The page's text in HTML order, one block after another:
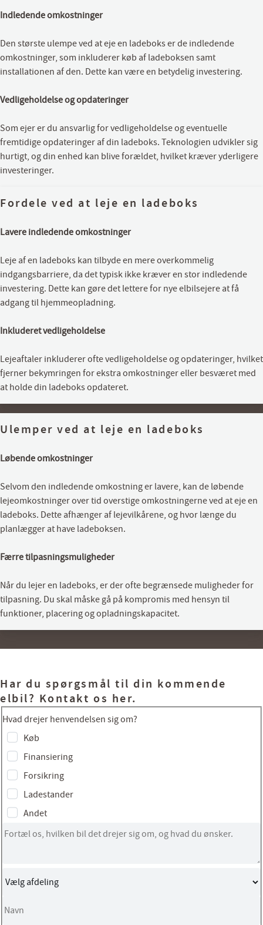
Indledende omkostninger
Den største ulempe ved at eje en ladeboks er de indledende
omkostninger, som inkluderer køb af ladeboksen samt
installationen af den. Dette kan være en betydelig investering.
Vedligeholdelse og opdateringer
Som ejer er du ansvarlig for vedligeholdelse og eventuelle
fremtidige opdateringer af din ladeboks. Teknologien udvikler sig
hurtigt, og din enhed kan blive forældet, hvilket kræver yderligere
investeringer.
Fordele ved at leje en ladeboks
Lavere indledende omkostninger
Leje af en ladeboks kan tilbyde en mere overkommelig
indgangsbarriere, da det typisk ikke kræver en stor indledende
investering. Dette kan gøre det lettere for nye elbilsejere at få
adgang til hjemmeopladning.
Inkluderet vedligeholdelse
Lejeaftaler inkluderer ofte vedligeholdelse og opdateringer, hvilket
fjerner bekymringen for ekstra omkostninger eller besværet med
at holde din ladeboks opdateret.
Ulemper ved at leje en ladeboks
Løbende omkostninger
Selvom den indledende omkostning er lavere, kan de løbende
lejeomkostninger over tid overstige omkostningerne ved at eje en
ladeboks. Dette afhænger af lejevilkårene, og hvor længe du
planlægger at have ladeboksen.
Færre tilpasningsmuligheder
Når du lejer en ladeboks, er der ofte begrænsede muligheder for
tilpasning. Du skal måske gå på kompromis med hensyn til
funktioner, placering og opladningskapacitet.
Har du spørgsmål til din kommende
elbil? Kontakt os her.
Hvad drejer henvendelsen sig om?
Køb
Finansiering
Forsikring
Ladestander
Andet